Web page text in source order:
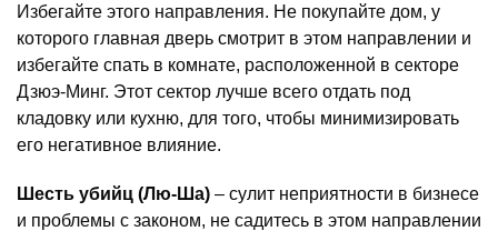
Избегайте этого направления. Не покупайте дом, у
которого главная дверь смотрит в этом направлении и
избегайте спать в комнате, расположенной в секторе
Дзюэ-Минг. Этот сектор лучше всего отдать под
кладовку или кухню, для того, чтобы минимизировать
его негативное влияние.
Шесть убийц (Лю-Ша) – сулит неприятности в бизнесе
и проблемы с законом, не садитесь в этом направлении